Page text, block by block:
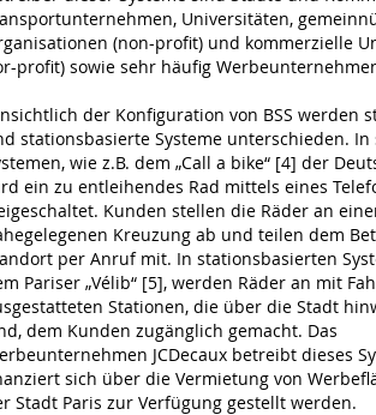
Universitäten,
(non-profit) und kommerzielle
profit) sowie sehr häufig
der Konfiguration von BSS werden
stationsbasierte Systeme unterschieden.
wie z.B. dem „Call a bike“ [4] der
ein zu entleihendes Rad mittels eines
Kunden stellen die Räder an
Kreuzung ab und teilen dem
per Anruf mit. In stationsbasierten
Pariser „Vélib“ [5], werden Räder an mit
Stationen, die über die Stadt
dem Kunden zugänglich gemacht. Das
JCDecaux betreibt dieses
sich über die Vermietung von
Stadt Paris zur Verfügung gestellt werden.